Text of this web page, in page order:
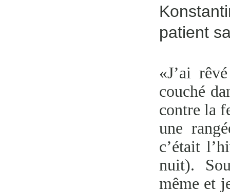
patient
«J’ai
couché
contre la
une
c’était
nuit).
même et